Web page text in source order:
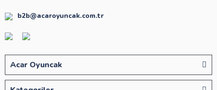
b2b@acaroyuncak.com.tr
Acar Oyuncak